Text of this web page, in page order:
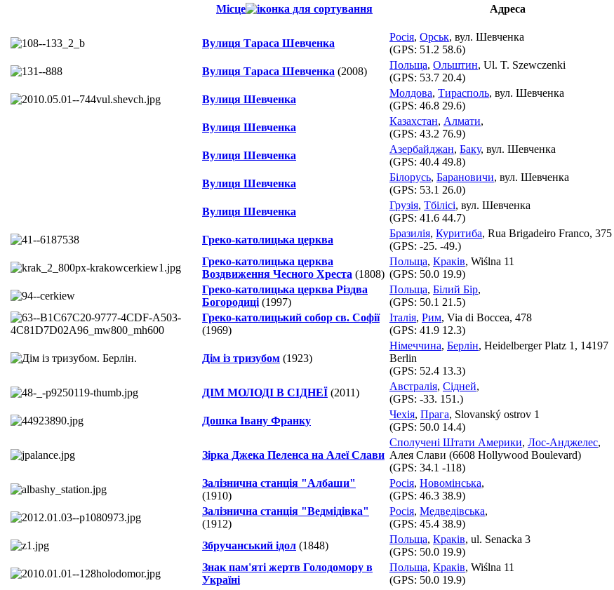
Місце Адреса
Вулиця Тараса Шевченка
Росія, Орськ, вул. Шевченка
(GPS: 51.2 58.6)
Вулиця Тараса Шевченка (2008)
Польща, Ольштин, Ul. T. Szewczenki
(GPS: 53.7 20.4)
Вулиця Шевченка
Молдова, Тирасполь, вул. Шевченка
(GPS: 46.8 29.6)
Вулиця Шевченка
Казахстан, Алмати,
(GPS: 43.2 76.9)
Вулиця Шевченка
Азербайджан, Баку, вул. Шевченка
(GPS: 40.4 49.8)
Вулиця Шевченка
Білорусь, Барановичи, вул. Шевченка
(GPS: 53.1 26.0)
Вулиця Шевченка
Грузія, Тбілісі, вул. Шевченка
(GPS: 41.6 44.7)
Греко-католицька церква
Бразилія, Куритиба, Rua Brigadeiro Franco, 375
(GPS: -25. -49.)
Греко-католицька церква
Воздвиження Чесного Хреста (1808)
Польща, Краків, Wiślna 11
(GPS: 50.0 19.9)
Греко-католицька церква Різдва
Богородиці (1997)
Польща, Білий Бір,
(GPS: 50.1 21.5)
Греко-католицький собор св. Софії
(1969)
Італія, Рим, Via di Boccea, 478
(GPS: 41.9 12.3)
Дім із тризубом (1923)
Німеччина, Берлін, Heidelberger Platz 1, 14197
Berlin
(GPS: 52.4 13.3)
ДІМ МОЛОДІ В CІДНЕЇ (2011)
Австралія, Сідней,
(GPS: -33. 151.)
Дошка Івану Франку
Чехія, Прага, Slovanský ostrov 1
(GPS: 50.0 14.4)
Зірка Джека Пеленса на Алеї Слави
Сполучені Штати Америки, Лос-Анджелес,
Алея Слави (6608 Hollywood Boulevard)
(GPS: 34.1 -118)
Залізнична станція "Албаши"
(1910)
Росія, Новомінська,
(GPS: 46.3 38.9)
Залізнична станція "Ведмідівка"
(1912)
Росія, Медведівська,
(GPS: 45.4 38.9)
Збручанський ідол (1848)
Польща, Краків, ul. Senacka 3
(GPS: 50.0 19.9)
Знак пам'яті жертв Голодомору в
Україні
Польща, Краків, Wiślna 11
(GPS: 50.0 19.9)